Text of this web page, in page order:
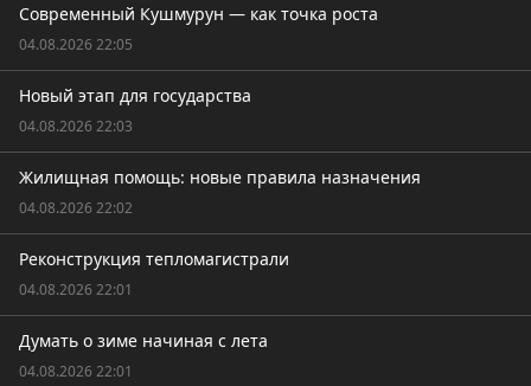
Современный Кушмурун — как точка роста
04.08.2026 22:05
Новый этап для государства
04.08.2026 22:03
Жилищная помощь: новые правила назначения
04.08.2026 22:02
Реконструкция тепломагистрали
04.08.2026 22:01
Думать о зиме начиная с лета
04.08.2026 22:01